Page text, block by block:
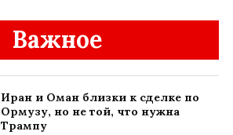
Важное
Иран и Оман близки к сделке по
Ормузу, но не той, что нужна
Трампу